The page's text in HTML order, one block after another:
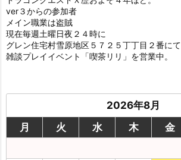
ver３からの参加者
メイン職業は盗賊
現在毎週土曜日夜２４時に
グレン住宅村雪原地区５７２５丁丁目２番にて
雑談プレイイベント「喫茶リリ」を営業中。
2026年8月
月
火 水 木 金